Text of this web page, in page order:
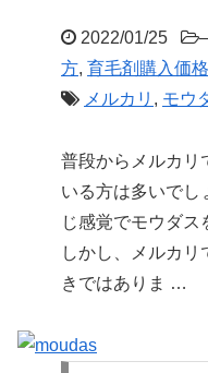
2022/01/25 –
方, 育毛剤購入価格
メルカリ , モウ
普段からメルカリ
いる方は多いでし
じ感覚でモウダス
しかし、メルカ
きではありま …